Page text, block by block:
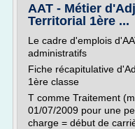
AAT - Métier
Territorial 1ère ...
Le cadre d'emplois
administratifs
Fiche récapitulative
1ère classe
T comme Traitement
01/07/2009 pour une
charge = début de